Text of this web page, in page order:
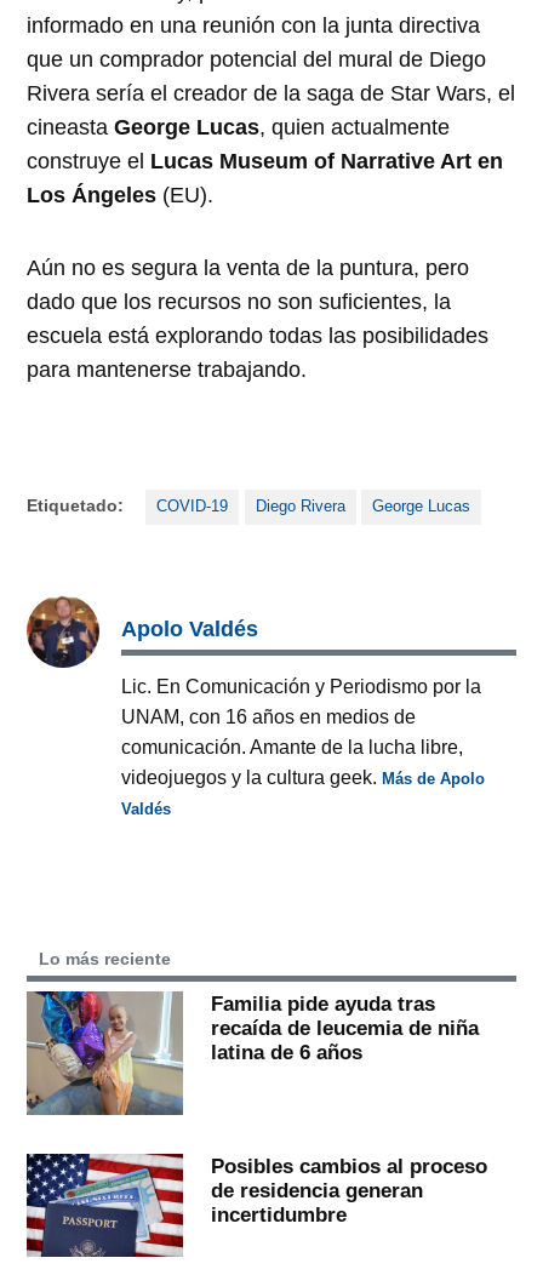
informado en una reunión con la junta directiva
que un comprador potencial del mural de Diego
Rivera sería el creador de la saga de Star Wars, el
cineastaGeorge Lucas, quien actualmente
construye el Lucas Museum of Narrative Art en
Los Ángeles (EU).
Aún no es segura la venta de la puntura, pero
dado que los recursos no son suficientes, la
escuela está explorando todas las posibilidades
para mantenerse trabajando.
Etiquetado: COVID-19 Diego Rivera George Lucas
Apolo Valdés
Lic. En Comunicación y Periodismo por la
UNAM, con 16 años en medios de
comunicación. Amante de la lucha libre,
videojuegos y la cultura geek.Más de Apolo
Valdés
Lo más reciente
Familia pide ayuda tras
recaída de leucemia de niña
latina de 6 años
Posibles cambios al proceso
de residencia generan
incertidumbre